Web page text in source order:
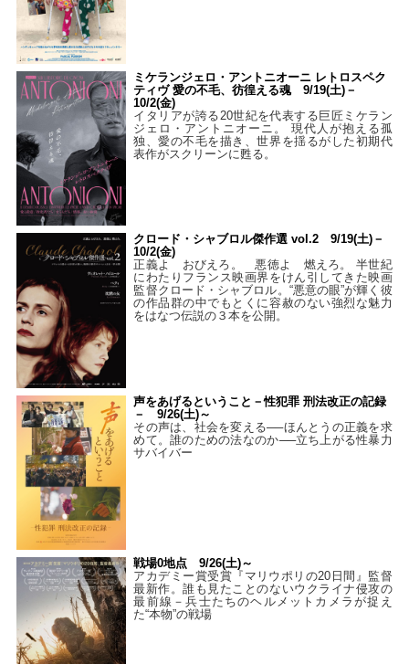
ミケランジェロ・アントニオーニ レトロスペク
ティヴ 愛の不毛、彷徨える魂 9/19(土)－
10/2(金)
イタリアが誇る20世紀を代表する巨匠ミケラン
ジェロ・アントニオーニ。 現代人が抱える孤
独、愛の不毛を描き、世界を揺るがした初期代
表作がスクリーンに甦る。
クロード・シャブロル傑作選 vol.2 9/19(土)－
10/2(金)
正義よ おびえろ。 悪徳よ 燃えろ。 半世紀
にわたりフランス映画界をけん引してきた映画
監督クロード・シャブロル。“悪意の眼”が輝く彼
の作品群の中でもとくに容赦のない強烈な魅力
をはなつ伝説の３本を公開。
声をあげるということ－性犯罪 刑法改正の記録
－ 9/26(土)～
その声は、社会を変える──ほんとうの正義を求
めて。誰のための法なのか──立ち上がる性暴力
サバイバー
戦場0地点 9/26(土)～
アカデミー賞受賞『マリウポリの20日間』監督
最新作。誰も見たことのないウクライナ侵攻の
最前線－兵士たちのヘルメットカメラが捉え
た“本物”の戦場